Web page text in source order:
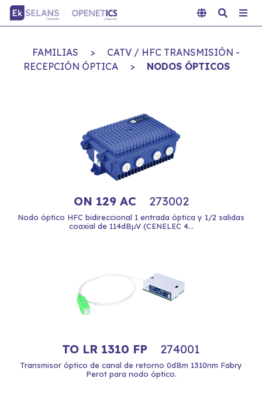
FAMILIAS >
CATV / HFC TRANSMISIÓN -
RECEPCIÓN ÓPTICA
> NODOS ÓPTICOS
ON 129 AC 273002
Nodo óptico HFC bidireccional 1 entrada óptica y 1/2 salidas
coaxial de 114dBμV (CENELEC 4...
TO LR 1310 FP 274001
Transmisor óptico de canal de retorno 0dBm 1310nm Fabry
Perot para nodo óptico.